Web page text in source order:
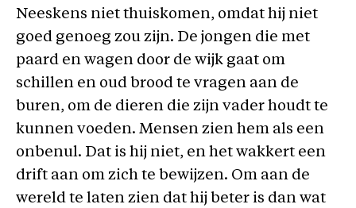
Neeskens niet thuiskomen, omdat hij niet
goed genoeg zou zijn. De jongen die met
paard en wagen door de wijk gaat om
schillen en oud brood te vragen aan de
buren, om de dieren die zijn vader houdt te
kunnen voeden. Mensen zien hem als een
onbenul. Dat is hij niet, en het wakkert een
drift aan om zich te bewijzen. Om aan de
wereld te laten zien dat hij beter is dan wat